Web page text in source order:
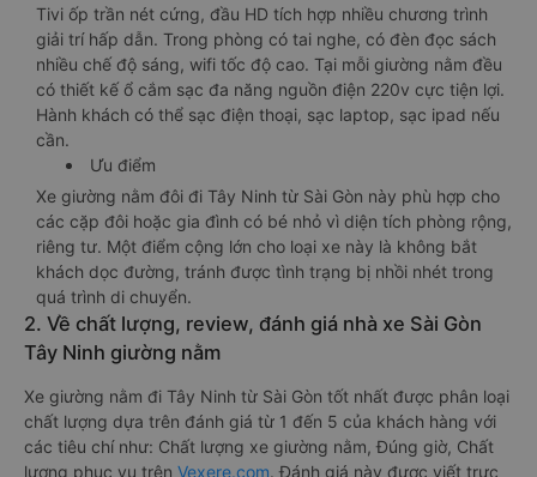
Tivi ốp trần nét cứng, đầu HD tích hợp nhiều chương trình
giải trí hấp dẫn. Trong phòng có tai nghe, có đèn đọc sách
nhiều chế độ sáng, wifi tốc độ cao. Tại mỗi giường nằm đều
có thiết kế ổ cắm sạc đa năng nguồn điện 220v cực tiện lợi.
Hành khách có thể sạc điện thoại, sạc laptop, sạc ipad nếu
cần.
Ưu điểm
Xe giường nằm đôi đi Tây Ninh từ Sài Gòn này phù hợp cho
các cặp đôi hoặc gia đình có bé nhỏ vì diện tích phòng rộng,
riêng tư. Một điểm cộng lớn cho loại xe này là không bắt
khách dọc đường, tránh được tình trạng bị nhồi nhét trong
quá trình di chuyển.
2. Về chất lượng, review, đánh giá nhà xe Sài Gòn
Tây Ninh giường nằm
Xe giường nằm đi Tây Ninh từ Sài Gòn tốt nhất được phân loại
chất lượng dựa trên đánh giá từ 1 đến 5 của khách hàng với
các tiêu chí như: Chất lượng xe giường nằm, Đúng giờ, Chất
lượng phục vụ trên Vexere.com. Đánh giá này được viết trực